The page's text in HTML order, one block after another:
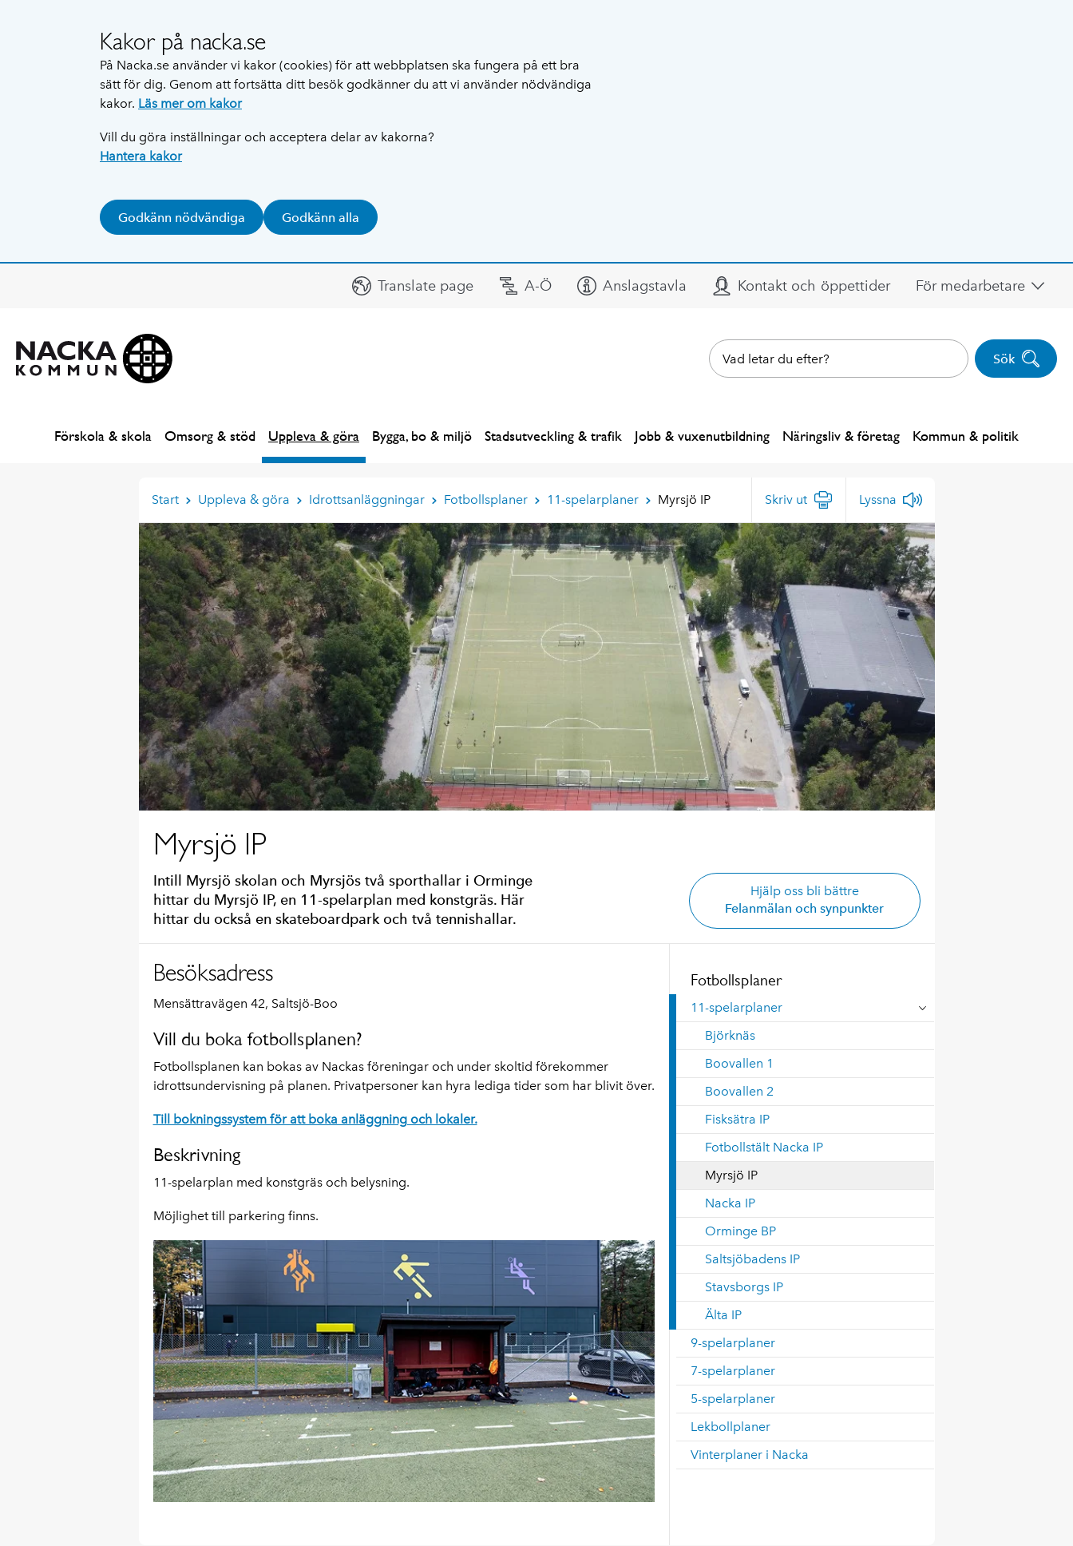
Kakor på nacka.se
På Nacka.se använder vi kakor (cookies) för att webbplatsen ska fungera på ett bra
sätt för dig. Genom att fortsätta ditt besök godkänner du att vi använder nödvändiga
kakor. Läs mer om kakor
Vill du göra inställningar och acceptera delar av kakorna?
Hantera kakor
Godkänn nödvändiga Godkänn alla
Translate page A-Ö Anslagstavla Kontakt och öppettider För medarbetare
Sök
Förskola & skola Omsorg & stöd Uppleva & göra Bygga, bo & miljö Stadsutveckling & trafik Jobb & vuxenutbildning Näringsliv & företag Kommun & politik
Start Uppleva & göra Idrottsanläggningar Fotbollsplaner 11-spelarplaner Myrsjö IP Skriv ut Lyssna
Myrsjö IP
Intill Myrsjö skolan och Myrsjös två sporthallar i Orminge
hittar du Myrsjö IP, en 11-spelarplan med konstgräs. Här
hittar du också en skateboardpark och två tennishallar.
Hjälp oss bli bättre
Felanmälan och synpunkter
Fotbollsplaner
11-spelarplaner
Björknäs
Boovallen 1
Boovallen 2
Fisksätra IP
Fotbollstält Nacka IP
Myrsjö IP
Nacka IP
Orminge BP
Saltsjöbadens IP
Stavsborgs IP
Älta IP
9-spelarplaner
7-spelarplaner
5-spelarplaner
Lekbollplaner
Vinterplaner i Nacka
Besöksadress
Mensättravägen 42, Saltsjö-Boo
Vill du boka fotbollsplanen?
Fotbollsplanen kan bokas av Nackas föreningar och under skoltid förekommer
idrottsundervisning på planen. Privatpersoner kan hyra lediga tider som har blivit över.
Till bokningssystem för att boka anläggning och lokaler.
Beskrivning
11-spelarplan med konstgräs och belysning.
Möjlighet till parkering finns.